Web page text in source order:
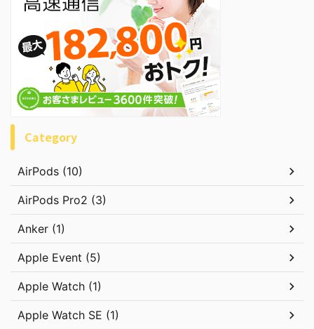
Category
AirPods (10)
AirPods Pro2 (3)
Anker (1)
Apple Event (5)
Apple Watch (1)
Apple Watch SE (1)